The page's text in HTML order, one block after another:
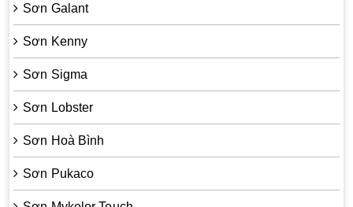
Sơn Galant
Sơn Kenny
Sơn Sigma
Sơn Lobster
Sơn Hoà Bình
Sơn Pukaco